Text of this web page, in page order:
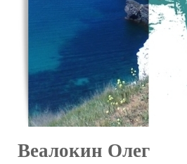
Веалокин Олег